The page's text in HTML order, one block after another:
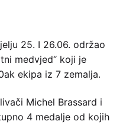
25. I 26.06. održao
medvjed“ koji je
ekipa iz 7 zemalja.
Michel Brassard i
4 medalje od kojih